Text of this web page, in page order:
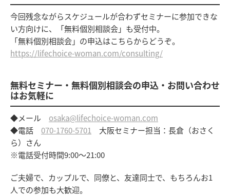
今回残念ながらスケジュールが合わずセミナーに参加できな
い方向けに、「無料個別相談会」も受付中。
「無料個別相談会」の申込はこちらからどうぞ。
https://lifechoice-woman.com/consulting/
無料セミナー・無料個別相談会の申込・お問い合わせ
はお気軽に
◆メール osaka@lifechoice-woman.com
◆電話 070-1760-5701 大阪セミナー担当：長倉（おさく
ら）さん
※電話受付時間9:00～21:00
ご夫婦で、カップルで、同僚と、友達同士で、もちろんお1
人での参加も大歓迎。